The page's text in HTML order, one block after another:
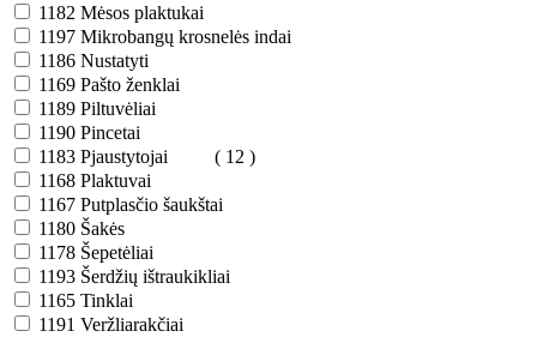
1182 Mėsos plaktukai
1197 Mikrobangų krosnelės indai
1186 Nustatyti
1169 Pašto ženklai
1189 Piltuvėliai
1190 Pincetai
1183 Pjaustytojai
( 12 )
1168 Plaktuvai
1167 Putplasčio šaukštai
1180 Šakės
1178 Šepetėliai
1193 Šerdžių ištraukikliai
1165 Tinklai
1191 Veržliarakčiai